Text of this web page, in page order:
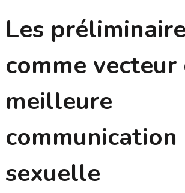
Les
comme vecteur
meilleure
communication
sexuelle